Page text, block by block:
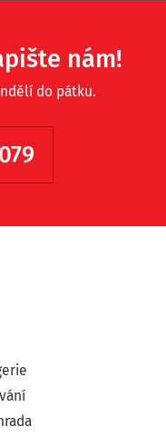
nám!
do pátku.